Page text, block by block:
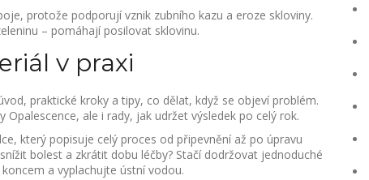
protože podporují vznik zubního kazu a eroze skloviny.
– pomáhají posilovat sklovinu.
v praxi
praktické kroky a tipy, co dělat, když se objeví problém.
ale i rady, jak udržet výsledek po celý rok.
který popisuje celý proces od připevnění až po úpravu
bolest a zkrátit dobu léčby? Stačí dodržovat jednoduché
a vyplachujte ústní vodou.